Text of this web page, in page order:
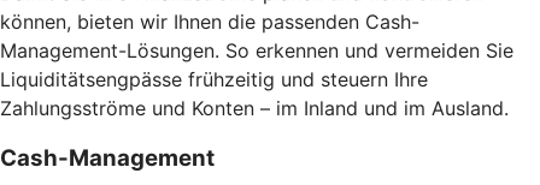
können, bieten wir Ihnen die passenden Cash-
Management-Lösungen. So erkennen und vermeiden Sie
Liquiditätsengpässe frühzeitig und steuern Ihre
Zahlungsströme und Konten – im Inland und im Ausland.
Cash-Management